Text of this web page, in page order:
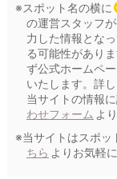
※スポット名の横に
の運営スタッフ
力した情報とな
る可能性があり
ず公式ホームペ
いたします。詳
当サイトの情報
わせフォーム よ
※当サイトはスポッ
ちら よりお気軽